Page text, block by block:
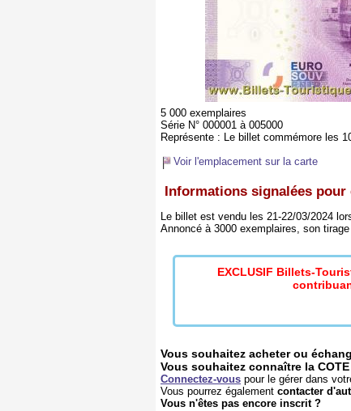
5 000 exemplaires
Série N° 000001 à 005000
Représente : Le billet commémore les
Voir l'emplacement sur la carte
Informations signalées pour
Le billet est vendu les 21-22/03/2024
Annoncé à 3000 exemplaires, son
EXCLUSIF Billets-
Vous souhaitez acheter ou
Vous souhaitez connaître la
Connectez-vous pour le gérer dans
Vous pourrez également contacter
Vous n'êtes pas encore inscrit ?